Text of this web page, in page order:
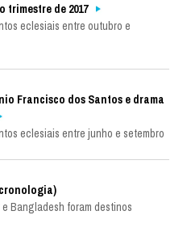
trimestre de 2017
eclesiais entre outubro e
Francisco dos Santos e drama
eclesiais entre junho e setembro
Bangladesh foram destinos